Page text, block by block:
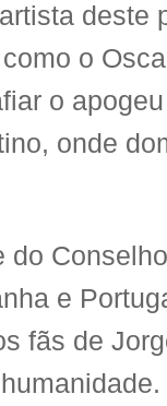
deste
o
o
onde
do
e
fãs de